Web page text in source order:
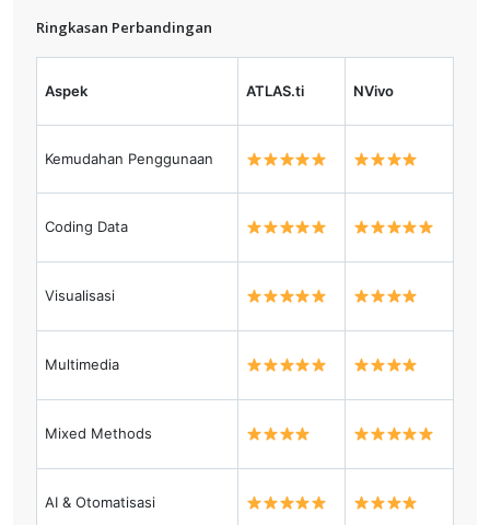
Ringkasan Perbandingan
Aspek ATLAS.ti NVivo
Kemudahan Penggunaan
Coding Data
Visualisasi
Multimedia
Mixed Methods
AI & Otomatisasi